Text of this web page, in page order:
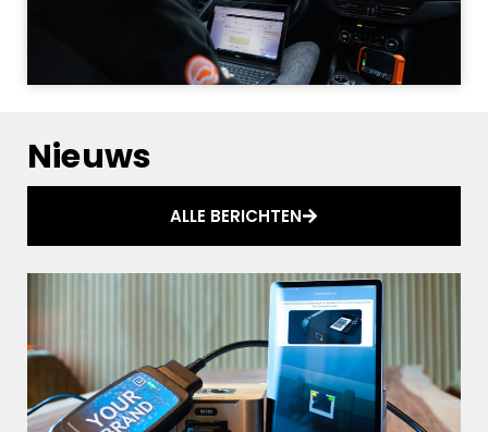
Nieuws
ALLE BERICHTEN